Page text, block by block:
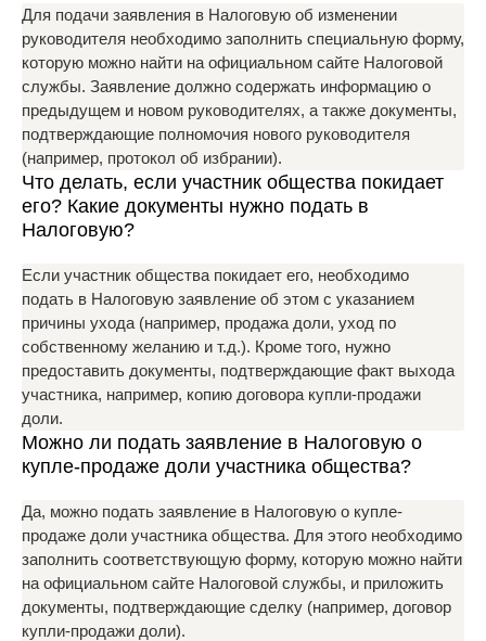
Для подачи заявления в Налоговую об изменении
руководителя необходимо заполнить специальную форму,
которую можно найти на официальном сайте Налоговой
службы. Заявление должно содержать информацию о
предыдущем и новом руководителях, а также документы,
подтверждающие полномочия нового руководителя
(например, протокол об избрании).
Что делать, если участник общества покидает
его? Какие документы нужно подать в
Налоговую?
Если участник общества покидает его, необходимо
подать в Налоговую заявление об этом с указанием
причины ухода (например, продажа доли, уход по
собственному желанию и т.д.). Кроме того, нужно
предоставить документы, подтверждающие факт выхода
участника, например, копию договора купли-продажи
доли.
Можно ли подать заявление в Налоговую о
купле-продаже доли участника общества?
Да, можно подать заявление в Налоговую о купле-
продаже доли участника общества. Для этого необходимо
заполнить соответствующую форму, которую можно найти
на официальном сайте Налоговой службы, и приложить
документы, подтверждающие сделку (например, договор
купли-продажи доли).